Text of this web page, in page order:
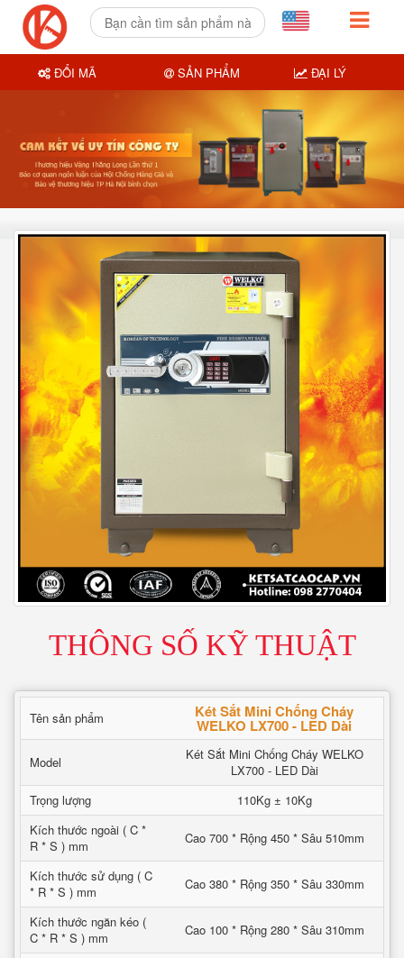
THÔNG SỐ KỸ THUẬT
Tên sản phẩm Két Sắt Mini Chống Cháy
WELKO LX700 - LED Dài
Model
Két Sắt Mini Chống Cháy WELKO
LX700 - LED Dài
Trọng lượng
110Kg ± 10Kg
Kích thước ngoài ( C *
R * S ) mm
Cao 700 * Rộng 450 * Sâu 510mm
Kích thước sử dụng ( C
* R * S ) mm
Cao 380 * Rộng 350 * Sâu 330mm
Kích thước ngăn kéo (
C * R * S ) mm
Cao 100 * Rộng 280 * Sâu 310mm
ĐỔI MÃ SẢN PHẨM ĐẠI LÝ